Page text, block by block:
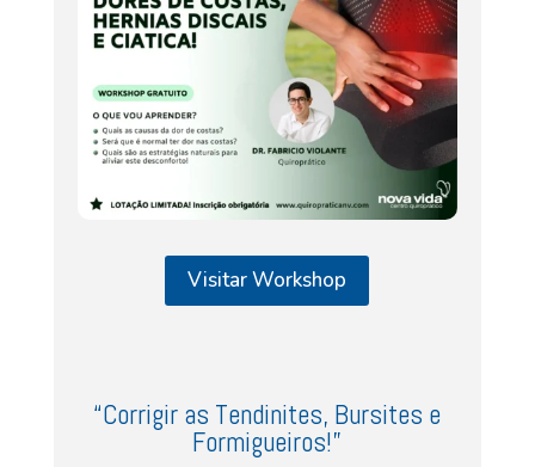
Visitar Workshop
“Corrigir as Tendinites, Bursites e
Formigueiros!”